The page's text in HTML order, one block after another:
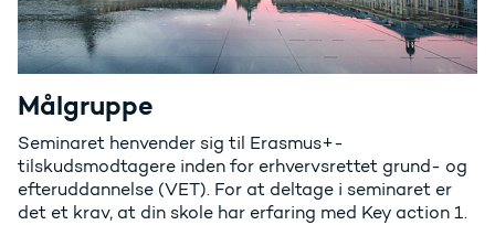
Målgruppe
Seminaret henvender sig til Erasmus+-
tilskudsmodtagere inden for erhvervsrettet grund- og
efteruddannelse (VET). For at deltage i seminaret er
det et krav, at din skole har erfaring med Key action 1.